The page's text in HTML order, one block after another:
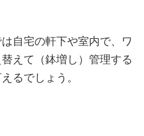
自宅の軒下や室内で、ワ
えて（鉢増し）管理する
るでしょう。